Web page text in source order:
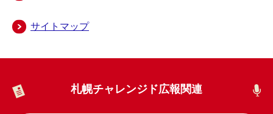
サイトマップ
札幌チャレンジド広報関連